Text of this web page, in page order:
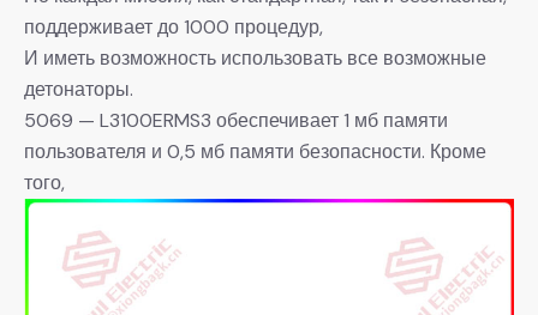
поддерживает до 1000 процедур,
И иметь возможность использовать все возможные
детонаторы.
5069 — L3100ERMS3 обеспечивает 1 мб памяти
пользователя и 0,5 мб памяти безопасности. Кроме
того,